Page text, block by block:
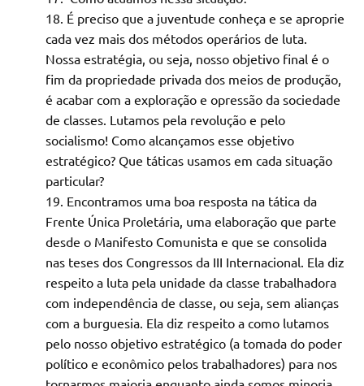
É preciso que a juventude conheça e se aproprie
cada vez mais dos métodos operários de luta.
Nossa estratégia, ou seja, nosso objetivo final é o
fim da propriedade privada dos meios de produção,
é acabar com a exploração e opressão da sociedade
de classes. Lutamos pela revolução e pelo
socialismo! Como alcançamos esse objetivo
estratégico? Que táticas usamos em cada situação
particular?
Encontramos uma boa resposta na tática da
Frente Única Proletária, uma elaboração que parte
desde o Manifesto Comunista e que se consolida
nas teses dos Congressos da III Internacional. Ela diz
respeito a luta pela unidade da classe trabalhadora
com independência de classe, ou seja, sem alianças
com a burguesia. Ela diz respeito a como lutamos
pelo nosso objetivo estratégico (a tomada do poder
político e econômico pelos trabalhadores) para nos